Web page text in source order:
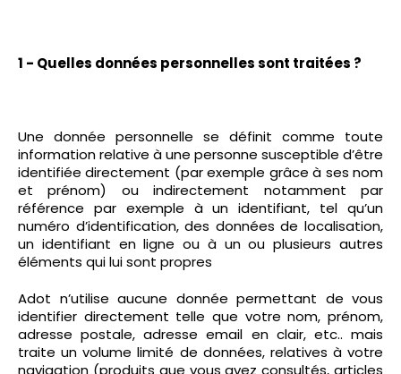
1 - Quelles données personnelles sont traitées ?
Une donnée personnelle se définit comme toute
information relative à une personne susceptible d’être
identifiée directement (par exemple grâce à ses nom
et prénom) ou indirectement notamment par
référence par exemple à un identifiant, tel qu’un
numéro d’identification, des données de localisation,
un identifiant en ligne ou à un ou plusieurs autres
éléments qui lui sont propres
Adot n’utilise aucune donnée permettant de vous
identifier directement telle que votre nom, prénom,
adresse postale, adresse email en clair, etc.. mais
traite un volume limité de données, relatives à votre
navigation (produits que vous avez consultés, articles